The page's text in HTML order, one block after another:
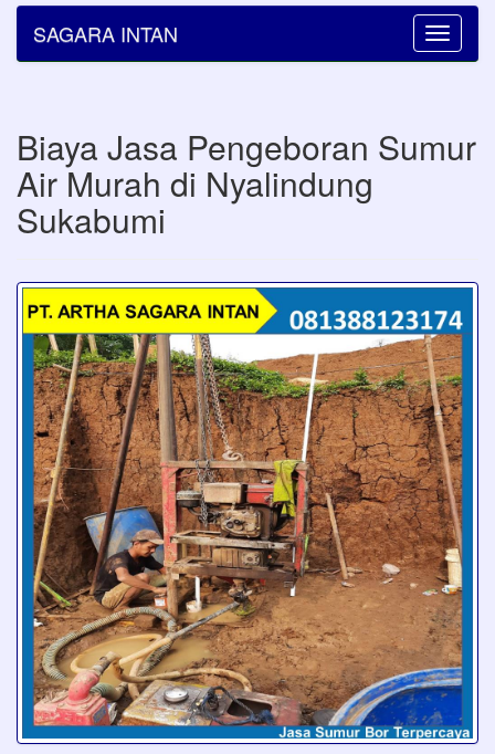
Toggle
SAGARA INTAN
Biaya Jasa Pengeboran Sumur
Air Murah di Nyalindung
Sukabumi